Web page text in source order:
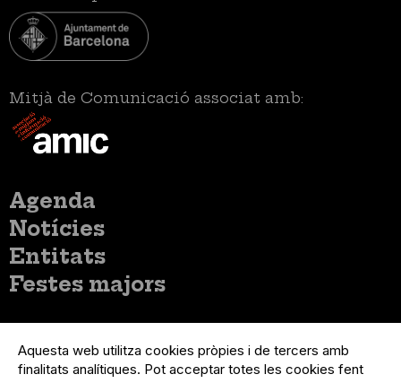
Mitjà de Comunicació associat amb:
Menú
principal
Agenda
Notícies
Entitats
Festes majors
del
compte
Menú
usuari
Registre organització
Aquesta web utilitza cookies pròpies i de tercers amb
finalitats analítiques. Pot acceptar totes les cookies fent